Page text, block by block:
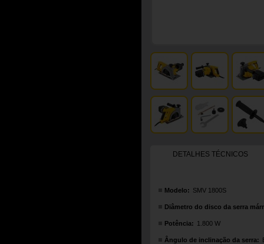
DETALHES TÉCNICOS
Modelo: SMV 1800S
Diâmetro do disco da serra
Potência: 1.800 W
Ângulo de inclinação da serra: